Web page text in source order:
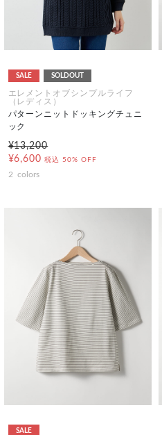
SALE SOLDOUT
エレメントオブシンプルライフ
（レディス）
パターンニットドッキングチュニ
ック
¥13,200
¥6,600 税込 50% OFF
2 colors
SALE